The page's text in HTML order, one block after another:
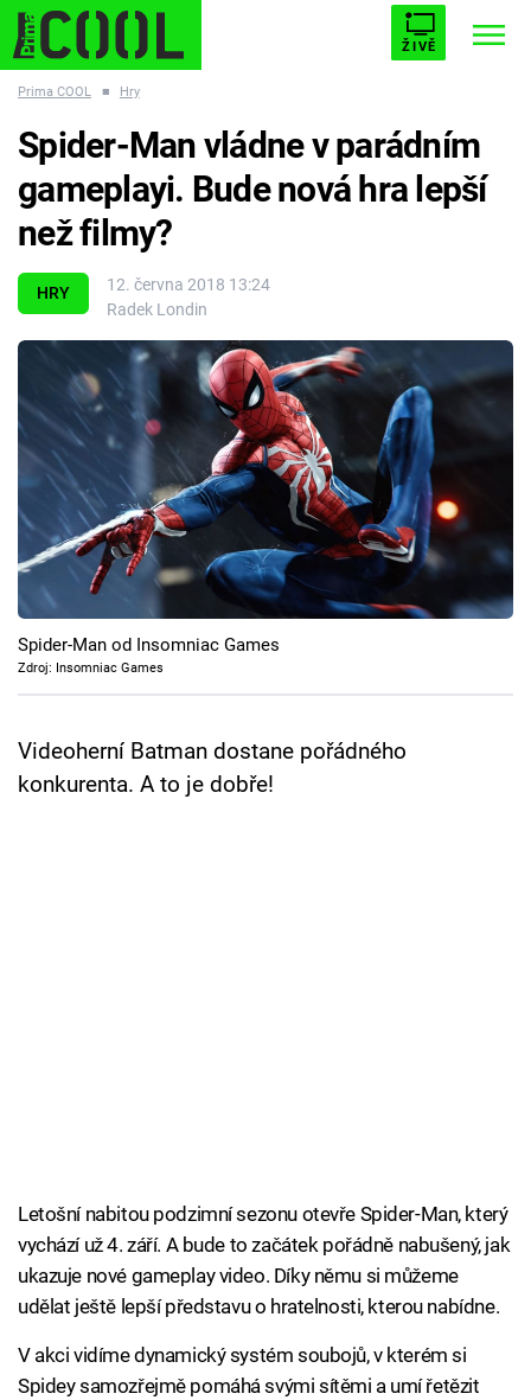
ŽIVĚ
ESCAPE PLNEJ KOTEL AVENGERS 5
Témata
Filmy
Seriály
Hry
Cool Esport
Pořady
TV Program
Prima COOL ■ Hry
HRY
12. června 2018 13:24
Radek Londin
Spider-Man vládne v parádním
gameplayi. Bude nová hra lepší
než filmy?
Spider-Man od Insomniac Games
Zdroj: Insomniac Games
Videoherní Batman dostane pořádného
konkurenta. A to je dobře!
Letošní nabitou podzimní sezonu otevře Spider-Man, který
vychází už 4. září. A bude to začátek pořádně nabušený, jak
ukazuje nové gameplay video. Díky němu si můžeme
udělat ještě lepší představu o hratelnosti, kterou nabídne.
V akci vidíme dynamický systém soubojů, v kterém si
Spidey samozřejmě pomáhá svými sítěmi a umí řetězit